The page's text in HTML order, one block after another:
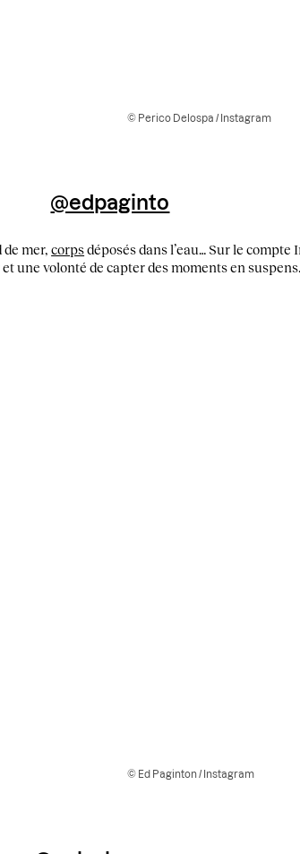
© Perico Delospa / Instagram
@edpaginto
de mer,corpsdéposés dans l’eau… Sur le
une volonté de capter des moments en suspens.
© Ed Paginton / Instagram